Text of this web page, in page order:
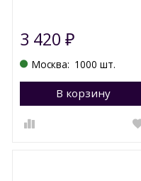
3 420₽
Москва: 1000 шт.
В корзину